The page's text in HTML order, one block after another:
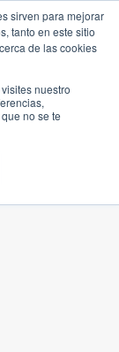
sirven para mejorar
tanto en este sitio
de las cookies
nuestro
no se te